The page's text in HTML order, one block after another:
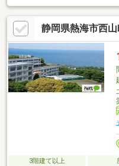
広々とした室内と風情ある庭
ームエレベーターを完備して
ご利用いただけます。又、戸
ただけます。希少不動産につ
す。お問い合わせお待ちして
す。
静岡県熱海市西
3階建て以上